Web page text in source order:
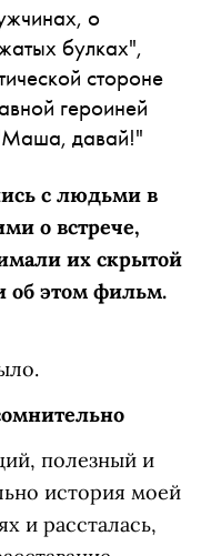
о
булках",
стороне
героиней
давай!"
с людьми в
о встрече,
их скрытой
об этом фильм.
полезный и
история моей
и рассталась,